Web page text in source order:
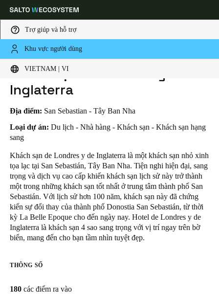
Trợ giúp và hỗ trợ
Khu vực người dùng
VIETNAM | VI
Choose your location and language settings
Global
Vietnam| Vietnamese
China
中文
Korean
KoreanEnglish
Singapore
English
Hong Kong
HOME INDUSTRIES
KHÁCH SẠN DE LONDRES Y DE INGLATERRA
Khách sạn de Londres y de
Inglaterra
Địa điểm: San Sebastian - Tây Ban Nha
Loại dự án: Du lịch - Nhà hàng - Khách sạn - Khách sạn hạng
sang
Khách sạn de Londres y de Inglaterra là một khách sạn nhỏ xinh
tọa lạc tại San Sebastián, Tây Ban Nha. Tiện nghi hiện đại, sang
trọng và dịch vụ cao cấp khiến khách sạn lịch sử này trở thành
một trong những khách sạn tốt nhất ở trung tâm thành phố San
Sebastián. Với lịch sử hơn 100 năm, khách sạn này đã chứng
kiến sự đổi thay của thành phố Donostia San Sebastián, từ thời
kỳ La Belle Epoque cho đến ngày nay. Hotel de Londres y de
Inglaterra là khách sạn 4 sao sang trọng với vị trí ngay trên bờ
biển, mang đến cho bạn tầm nhìn tuyệt đẹp.
THÔNG SỐ
180 các điểm ra vào